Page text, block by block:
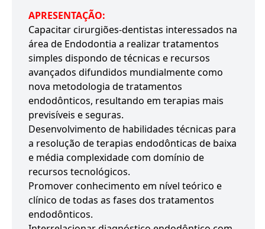
APRESENTAÇÃO:
Capacitar cirurgiões-dentistas interessados na
área de Endodontia a realizar tratamentos
simples dispondo de técnicas e recursos
avançados difundidos mundialmente como
nova metodologia de tratamentos
endodônticos, resultando em terapias mais
previsíveis e seguras.
Desenvolvimento de habilidades técnicas para
a resolução de terapias endodônticas de baixa
e média complexidade com domínio de
recursos tecnológicos.
Promover conhecimento em nível teórico e
clínico de todas as fases dos tratamentos
endodônticos.